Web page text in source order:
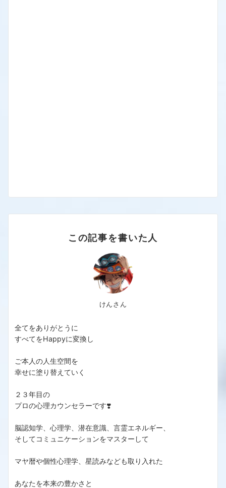
この記事を書いた人
けんさん
全てをありがとうに
すべてをHappyに変換し
ご本人の人生空間を
幸せに塗り替えていく
２３年目の
プロの心理カウンセラーです❣️
脳認知学、心理学、潜在意識、言霊エネルギー、
そしてコミュニケーションをマスターして
マヤ暦や個性心理学、星読みなども取り入れた
あなたを本来の豊かさと